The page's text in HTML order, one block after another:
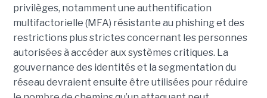
privilèges, notamment une authentification
multifactorielle (MFA) résistante au phishing et des
restrictions plus strictes concernant les personnes
autorisées à accéder aux systèmes critiques. La
gouvernance des identités et la segmentation du
réseau devraient ensuite être utilisées pour réduire